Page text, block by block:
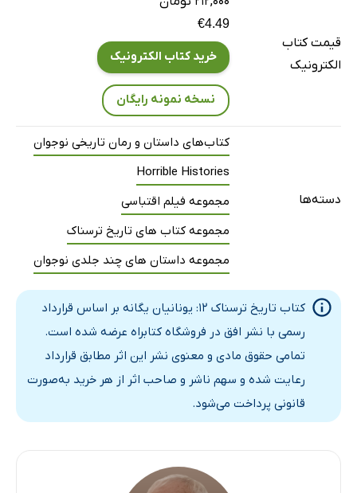
بزرگ شدن یونانیان یگانه
رومی‌ها دارند می‌آیند
سخن آخر
آزمون اهریمنی از یونانیان یگانه
قیمت کتاب
الکترونیک
€4.49
خرید کتاب الکترونیک
نسخه نمونه رایگان
دسته‌ها
کتاب‌های داستان و رمان تاریخی نوجوان
Horrible Histories
مجموعه فیلم اقتباسی
مجموعه کتاب های تاریخ ترسناک
مجموعه داستان های چند جلدی نوجوان
کتاب تاریخ ترسناک 12: یونانیان یگانه بر اساس قرارداد
رسمی با نشر افق در فروشگاه کتابراه عرضه شده است.
تمامی حقوق مادی و معنوی نشر این اثر مطابق قرارداد
رعایت شده و سهم ناشر و صاحب اثر از هر خرید به‌صورت
قانونی پرداخت می‌شود.